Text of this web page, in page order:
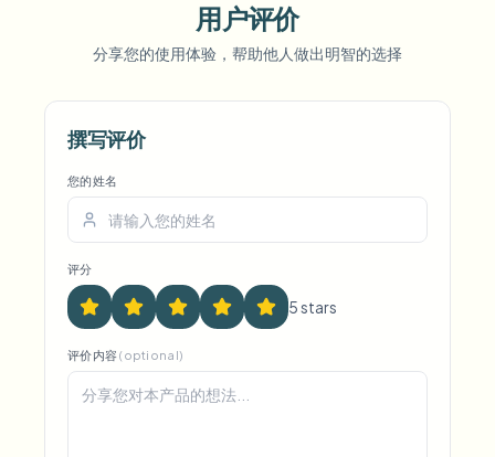
Voice Anon
用户评价
分享您的使用体验，帮助他人做出明智的选择
撰写评价
您的姓名
评分
5stars
评价内容(optional)